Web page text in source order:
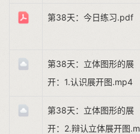
第38天：今日练习.pdf
第38天：立体图形的展
开：1.认识展开图.mp4
第38天：立体图形的展
开：2.辩认立体展开图.m